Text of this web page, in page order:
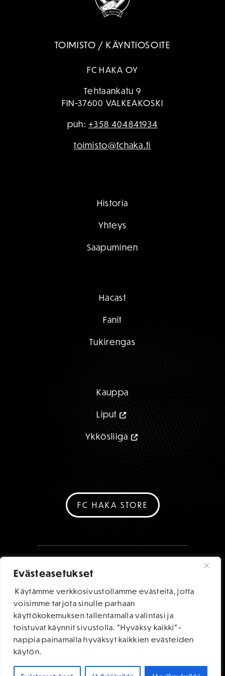
Evästeasetukset
Käytämme verkkosivustollamme evästeitä, jotta
voisimme tarjota sinulle parhaan
käyttökokemuksen tallentamalla valintasi ja
toistuvat käynnit sivustolla. "Hyväksy kaikki"-
nappia painamalla hyväksyt kaikkien evästeiden
käytön.
TOIMISTO / KÄYNTIOSOITE
FC HAKA OY
Tehtaankatu 9
FIN-37600 VALKEAKOSKI
puh:+358 404841934
toimisto@fchaka.fi
Historia
Yhteys
Saapuminen
Hacast
Fanit
Tukirengas
Kauppa
Liput
Ykkösliiga
FC HAKA STORE